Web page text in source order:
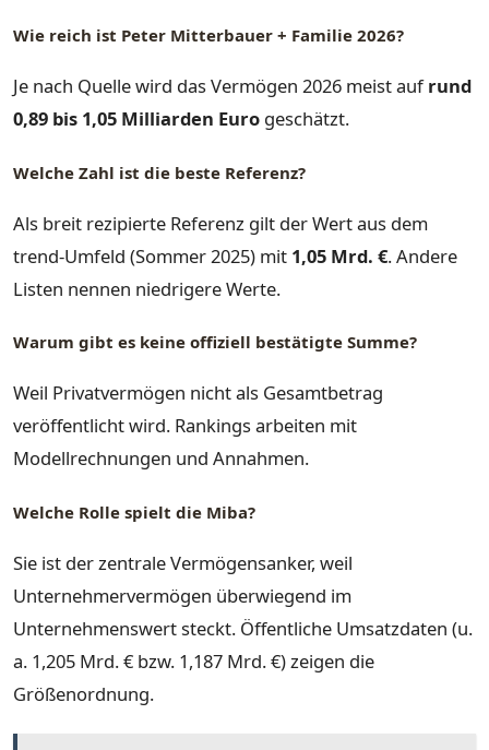
Wie reich ist Peter Mitterbauer + Familie 2026?
Je nach Quelle wird das Vermögen 2026 meist aufrund
0,89 bis 1,05 Milliarden Euro geschätzt.
Welche Zahl ist die beste Referenz?
Als breit rezipierte Referenz gilt der Wert aus dem
trend-Umfeld (Sommer 2025) mit 1,05 Mrd. €. Andere
Listen nennen niedrigere Werte.
Warum gibt es keine offiziell bestätigte Summe?
Weil Privatvermögen nicht als Gesamtbetrag
veröffentlicht wird. Rankings arbeiten mit
Modellrechnungen und Annahmen.
Welche Rolle spielt die Miba?
Sie ist der zentrale Vermögensanker, weil
Unternehmervermögen überwiegend im
Unternehmenswert steckt. Öffentliche Umsatzdaten (u.
a. 1,205 Mrd. € bzw. 1,187 Mrd. €) zeigen die
Größenordnung.